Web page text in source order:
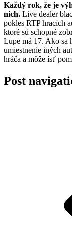
Každý rok, že je
nich. Live dealer
pokles RTP hracích
ktoré sú schopné
Lupe má 17. Ako sa
umiestnenie iných
hráča a môže ísť
Post